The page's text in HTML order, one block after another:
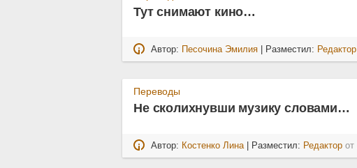
Тут снимают кино…
Автор: Песочина Эмилия | Разместил: Редактор
Переводы
Не сколихнувши музику словами…
Автор: Костенко Лина | Разместил: Редактор от